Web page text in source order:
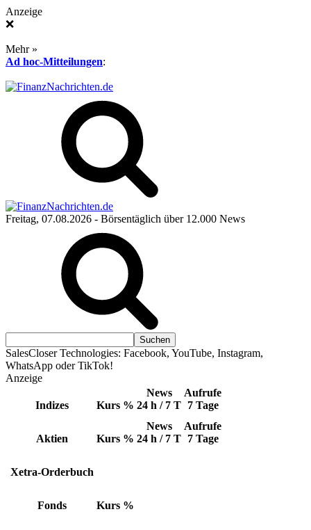
Anzeige
❌
Mehr »
Ad hoc-Mitteilungen:
Freitag, 07.08.2026 - Börsentäglich über 12.000 News
SalesCloser Technologies: Facebook, YouTube, Instagram,
WhatsApp oder TikTok!
Anzeige
Indizes Kurs %
News
24 h / 7 T
Aufrufe
7 Tage
Aktien Kurs %
News
24 h / 7 T
Aufrufe
7 Tage
Xetra-Orderbuch
Fonds Kurs %